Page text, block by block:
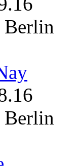
Berlin
Berlin